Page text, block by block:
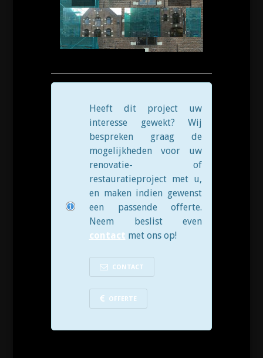
Heeft dit project uw
interesse gewekt? Wij
bespreken graag de
mogelijkheden voor uw
renovatie- of
restauratieproject met u,
en maken indien gewenst
een passende offerte.
Neem beslist even
contact met ons op!
CONTACT
OFFERTE